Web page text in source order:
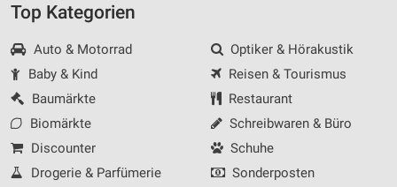
Top Kategorien
Auto & Motorrad
Baby & Kind
Baumärkte
Biomärkte
Discounter
Drogerie & Parfümerie
Optiker & Hörakustik
Reisen & Tourismus
Restaurant
Schreibwaren & Büro
Schuhe
Sonderposten